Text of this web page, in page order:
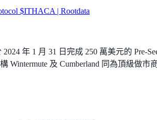
$ITHACA | Rootdata
2024 年 1 月 31 日完成 250 萬美元的 Pre-
Wintermute 及 Cumberland 同為頂級做市